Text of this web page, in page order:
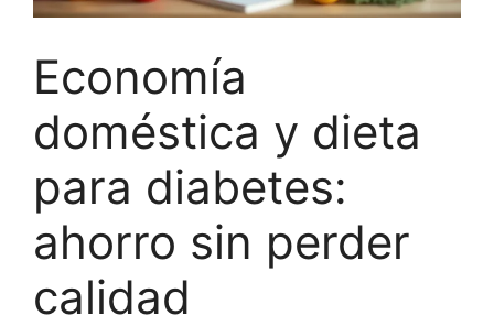
Economía
doméstica y dieta
para diabetes:
ahorro sin perder
calidad